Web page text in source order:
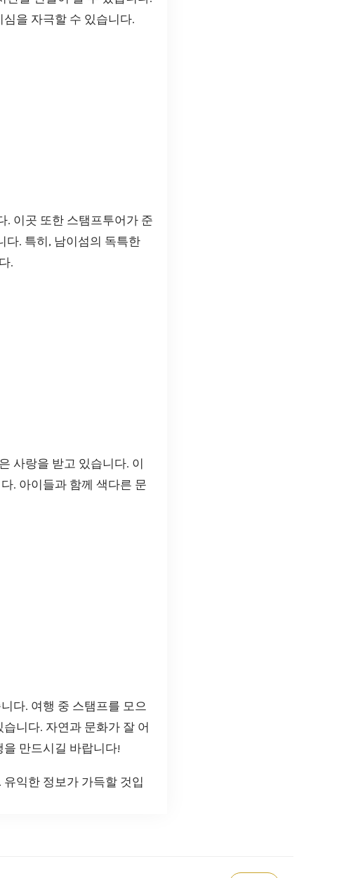
을 자극할 수 있습니다.
. 이곳 또한 스탬프투어가 준
다. 특히, 남이섬의 독특한
.
사랑을 받고 있습니다. 이
. 아이들과 함께 색다른 문
다. 여행 중 스탬프를 모으
니다. 자연과 문화가 잘 어
만드시길 바랍니다!
익한 정보가 가득할 것입